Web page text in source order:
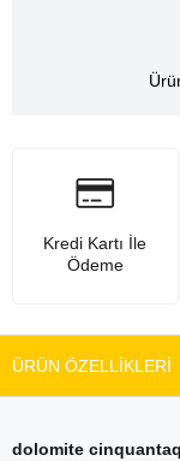
Kredi Kartı İle
Ödeme
ÜRÜN ÖZELLIKLERI
dolomite